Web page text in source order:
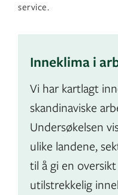
service.
Inneklima i
Vi har kartlagt
skandinaviske
Undersøkelsen
ulike landene,
til å gi en
utilstrekkelig